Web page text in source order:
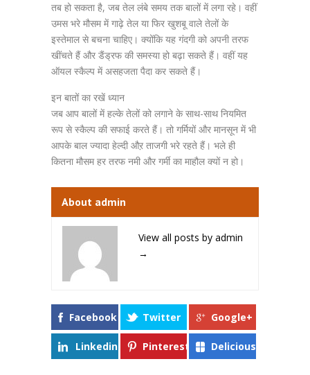
तब हो सकता है, जब तेल लंबे समय तक बालों में लगा रहे। वहीं
उमस भरे मौसम में गाढ़े तेल या फिर खुशबू वाले तेलों के
इस्तेमाल से बचना चाहिए। क्योंकि यह गंदगी को अपनी तरफ
खींचते हैं और डैंड्रफ की समस्या हो बढ़ा सकते हैं। वहीं यह
ऑयल स्कैल्प में असहजता पैदा कर सकते हैं।
इन बातों का रखें ध्यान
जब आप बालों में हल्के तेलों को लगाने के साथ-साथ नियमित
रूप से स्कैल्प की सफाई करते हैं। तो गर्मियों और मानसून में भी
आपके बाल ज्यादा हेल्दी औऱ ताजगी भरे रहते हैं। भले ही
कितना मौसम हर तरफ नमी और गर्मी का माहौल क्यों न हो।
About admin
View all posts by admin
→
Facebook Twitter Google+
Linkedin Pinterest Delicious